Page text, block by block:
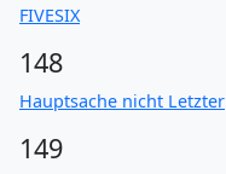
FIVESIX
148
Hauptsache nicht Letzter
149